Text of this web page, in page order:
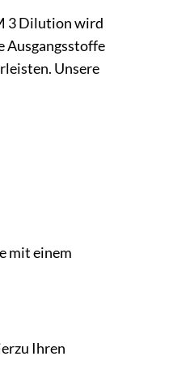
3 Dilution wird
Ausgangsstoffe
Unsere
mit einem
Ihren